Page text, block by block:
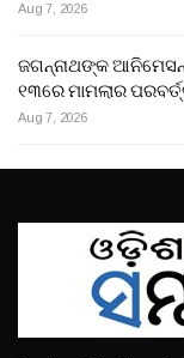
Aug 7, 2026
ଜଗନ୍ନାଥଙ୍କ
୧୩ରେ ମାମଲାର
Aug 7, 2026